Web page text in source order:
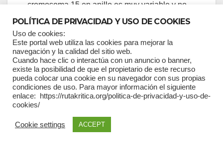
cromosoma 15 en anillo es muy variable y no
hay mucha información disponible sobre la
pérdida de material genético en estos casos.
Aunque se ha informado desde 1966 casos
similares al presente, solamente un par de ellos
hacen referencia a la cantidad de pérdida del
material genético6, 7, 8. Este caso clínico es un
nuevo aporte a la comprensión científica de los
de un paciente ecuatoriano con un cromosoma
POLÍTICA DE PRIVACIDAD Y USO DE COOKIES
Uso de cookies:
Este portal web utiliza las cookies para mejorar la
navegación y la calidad del sitio web.
Cuando hace clic o interactúa con un anuncio o banner,
existe la posibilidad de que el propietario de este recurso
pueda colocar una cookie en su navegador con sus propias
condiciones de uso. Para mayor información el siguiente
enlace: https://rutakritica.org/politica-de-privacidad-y-uso-de-
cookies/
Cookie settings ACCEPT